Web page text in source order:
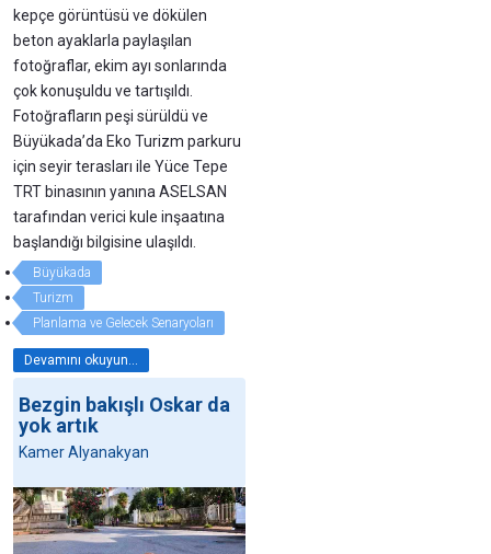
kepçe görüntüsü ve dökülen
beton ayaklarla paylaşılan
fotoğraflar, ekim ayı sonlarında
çok konuşuldu ve tartışıldı.
Fotoğrafların peşi sürüldü ve
Büyükada’da Eko Turizm parkuru
için seyir terasları ile Yüce Tepe
TRT binasının yanına ASELSAN
tarafından verici kule inşaatına
başlandığı bilgisine ulaşıldı.
Büyükada
Turizm
Planlama ve Gelecek Senaryoları
Devamını okuyun...
Bezgin bakışlı Oskar da
yok artık
Kamer Alyanakyan